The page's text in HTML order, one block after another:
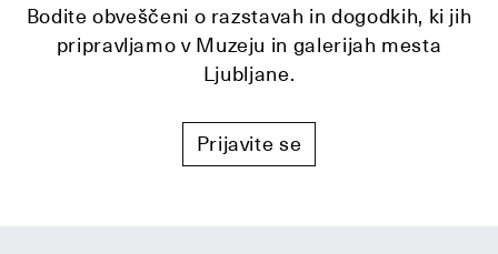
Bodite obveščeni o razstavah in dogodkih, ki jih
pripravljamo v Muzeju in galerijah mesta
Ljubljane.
Prijavite se